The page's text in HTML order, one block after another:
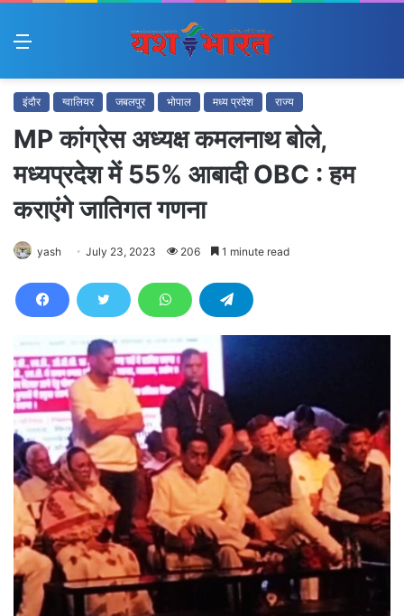
Menu
इंदौर ग्वालियर जबलपुर भोपाल मध्य प्रदेश राज्य
MP कांग्रेस अध्यक्ष कमलनाथ बोले,
मध्यप्रदेश में 55% आबादी OBC : हम
कराएंगे जातिगत गणना
yash July 23, 2023 206 1 minute read